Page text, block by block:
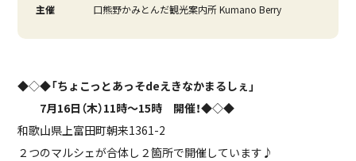
主催
口熊野かみとんだ観光案内所 Kumano Berry
◆◇◆「ちょこっとあっそdeえきなかまるしぇ」
7月16日（木）11時～15時 開催！◆◇◆
和歌山県上富田町朝来1361-2
２つのマルシェが合体し２箇所で開催しています♪